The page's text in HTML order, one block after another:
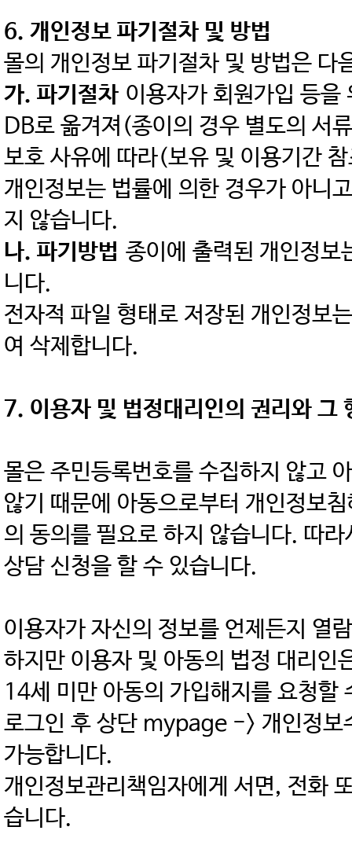
6. 개인정보 파기절차 및 방법
몰의 개인정보 파기절차 및 방법은 다
가. 파기절차 이용자가 회원가입 등을
DB로 옮겨져(종이의 경우 별도의 서
보호 사유에 따라(보유 및 이용기간
개인정보는 법률에 의한 경우가 아니
지 않습니다.
나. 파기방법 종이에 출력된 개인정보
니다.
전자적 파일 형태로 저장된 개인정보
여 삭제합니다.
7. 이용자 및 법정대리인의 권리와 그
몰은 주민등록번호를 수집하지 않고
않기 때문에 아동으로부터 개인정보
의 동의를 필요로 하지 않습니다. 따
상담 신청을 할 수 있습니다.
이용자가 자신의 정보를 언제든지 열
하지만 이용자 및 아동의 법정 대리인
14세 미만 아동의 가입해지를 요청할
로그인 후 상단 mypage -> 개인정보
가능합니다.
개인정보관리책임자에게 서면, 전화
습니다.